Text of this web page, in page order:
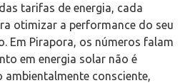
tarifas de energia, cada
otimizar a performance do seu
Em Pirapora, os números falam
em energia solar não é
ambientalmente consciente,